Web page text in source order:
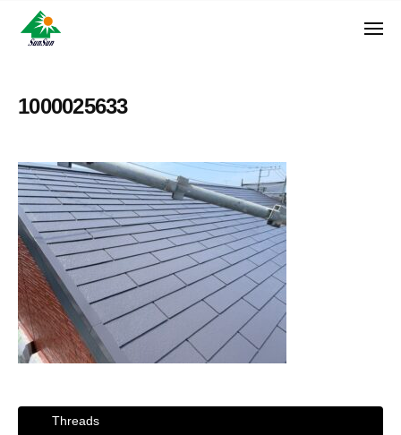
サ
サ
フ
ォ
ー
ム
株
式
会
社
神
県
大
に
あ
る
外
壁
塗
装
専
門
店
メ
1000025633
Threads
・
サ
フ
ム
株
式
会
社
ー